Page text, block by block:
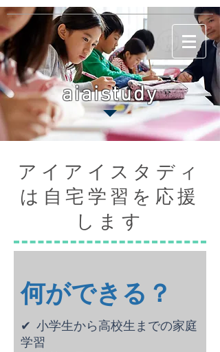
aiaistudy
アイアイスタディ
は自宅学習を応援
します
​​何ができる？
✔ 小学生から高校生までの家庭
学習